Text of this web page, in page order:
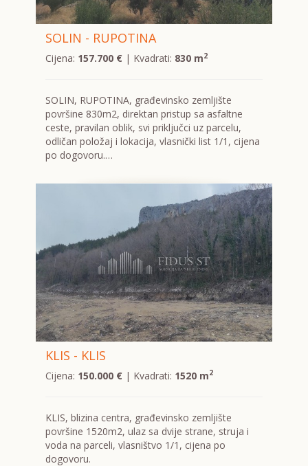
SOLIN - RUPOTINA
Cijena: 157.700 €| Kvadrati: 830 m2
SOLIN, RUPOTINA, građevinsko zemljište
površine 830m2, direktan pristup sa asfaltne
ceste, pravilan oblik, svi priključci uz parcelu,
odličan položaj i lokacija, vlasnički list 1/1, cijena
po dogovoru.…
KLIS - KLIS
Cijena: 150.000 €| Kvadrati: 1520 m2
KLIS, blizina centra, građevinsko zemljište
površine 1520m2, ulaz sa dvije strane, struja i
voda na parceli, vlasništvo 1/1, cijena po
dogovoru.